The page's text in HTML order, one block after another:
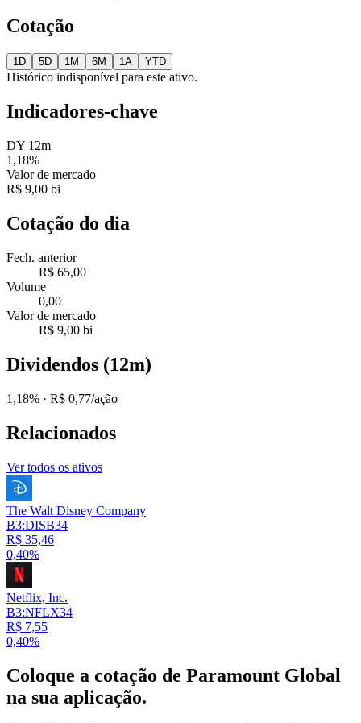
Cotação
1D 5D 1M 6M 1A YTD
Histórico indisponível para este ativo.
Indicadores-chave
DY 12m
1,18%
Valor de mercado
R$ 9,00 bi
Cotação do dia
Fech. anterior
R$ 65,00
Volume
0,00
Valor de mercado
R$ 9,00 bi
Dividendos (12m)
1,18% · R$ 0,77/ação
Relacionados
Ver todos os ativos
The Walt Disney Company
B3:DISB34
R$ 35,46
0,40%
Netflix, Inc.
B3:NFLX34
R$ 7,55
0,40%
Coloque a cotação de Paramount Global
na sua aplicação.